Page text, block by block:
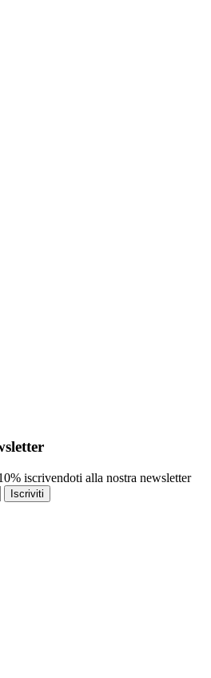
iscrivendoti alla nostra newsletter
Iscriviti